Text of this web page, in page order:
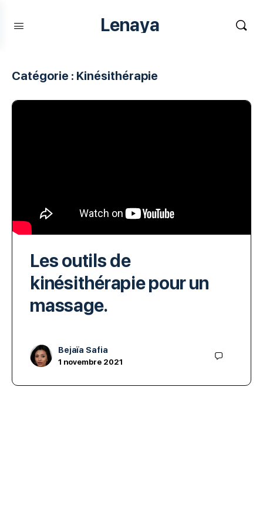
Lenaya
Catégorie : Kinésithérapie
Les outils de
kinésithérapie pour un
massage.
Bejaïa Safia
1 novembre 2021